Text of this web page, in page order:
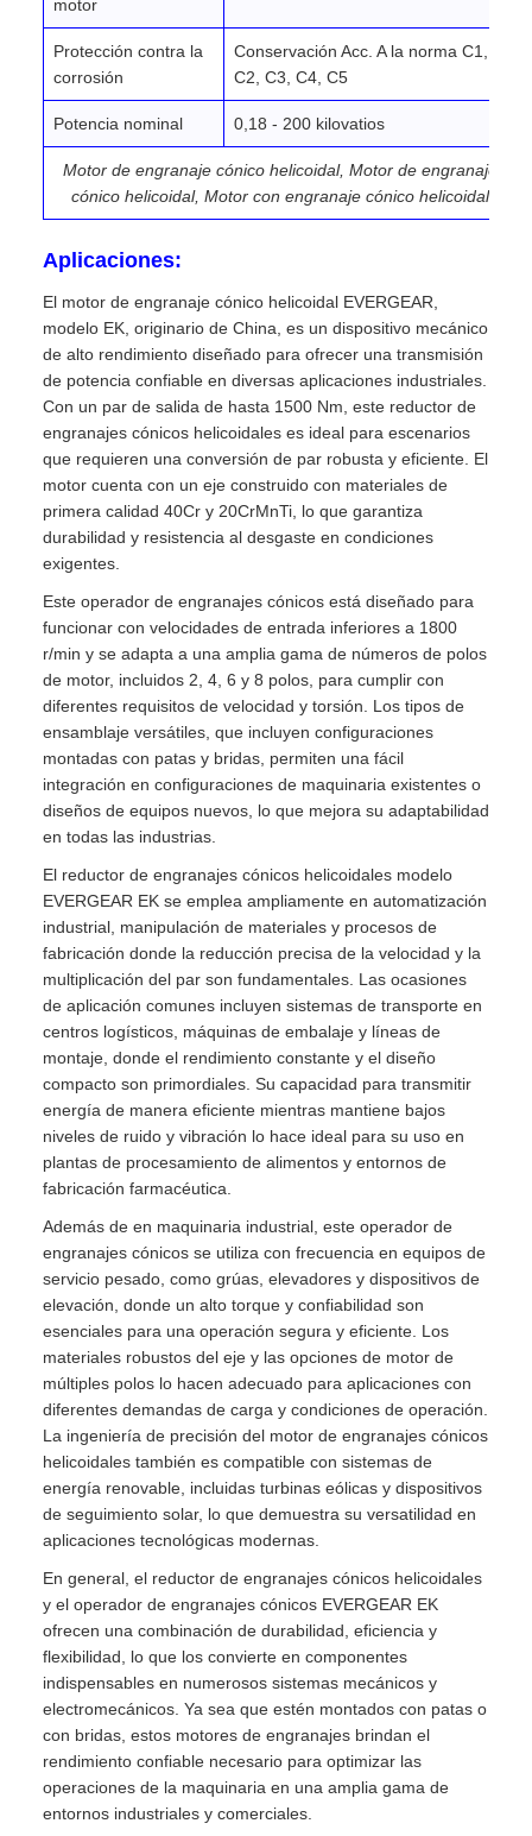
motor
Protección contra la
corrosión
Conservación Acc. A la norma C1,
C2, C3, C4, C5
Potencia nominal 0,18 - 200 kilovatios
Motor de engranaje cónico helicoidal, Motor de engranaje
cónico helicoidal, Motor con engranaje cónico helicoidal
Aplicaciones:
El motor de engranaje cónico helicoidal EVERGEAR,
modelo EK, originario de China, es un dispositivo mecánico
de alto rendimiento diseñado para ofrecer una transmisión
de potencia confiable en diversas aplicaciones industriales.
Con un par de salida de hasta 1500 Nm, este reductor de
engranajes cónicos helicoidales es ideal para escenarios
que requieren una conversión de par robusta y eficiente. El
motor cuenta con un eje construido con materiales de
primera calidad 40Cr y 20CrMnTi, lo que garantiza
durabilidad y resistencia al desgaste en condiciones
exigentes.
Este operador de engranajes cónicos está diseñado para
funcionar con velocidades de entrada inferiores a 1800
r/min y se adapta a una amplia gama de números de polos
de motor, incluidos 2, 4, 6 y 8 polos, para cumplir con
diferentes requisitos de velocidad y torsión. Los tipos de
ensamblaje versátiles, que incluyen configuraciones
montadas con patas y bridas, permiten una fácil
integración en configuraciones de maquinaria existentes o
diseños de equipos nuevos, lo que mejora su adaptabilidad
en todas las industrias.
El reductor de engranajes cónicos helicoidales modelo
EVERGEAR EK se emplea ampliamente en automatización
industrial, manipulación de materiales y procesos de
fabricación donde la reducción precisa de la velocidad y la
multiplicación del par son fundamentales. Las ocasiones
de aplicación comunes incluyen sistemas de transporte en
centros logísticos, máquinas de embalaje y líneas de
montaje, donde el rendimiento constante y el diseño
compacto son primordiales. Su capacidad para transmitir
energía de manera eficiente mientras mantiene bajos
niveles de ruido y vibración lo hace ideal para su uso en
plantas de procesamiento de alimentos y entornos de
fabricación farmacéutica.
Además de en maquinaria industrial, este operador de
engranajes cónicos se utiliza con frecuencia en equipos de
servicio pesado, como grúas, elevadores y dispositivos de
elevación, donde un alto torque y confiabilidad son
esenciales para una operación segura y eficiente. Los
materiales robustos del eje y las opciones de motor de
múltiples polos lo hacen adecuado para aplicaciones con
diferentes demandas de carga y condiciones de operación.
La ingeniería de precisión del motor de engranajes cónicos
helicoidales también es compatible con sistemas de
energía renovable, incluidas turbinas eólicas y dispositivos
de seguimiento solar, lo que demuestra su versatilidad en
aplicaciones tecnológicas modernas.
En general, el reductor de engranajes cónicos helicoidales
y el operador de engranajes cónicos EVERGEAR EK
ofrecen una combinación de durabilidad, eficiencia y
flexibilidad, lo que los convierte en componentes
indispensables en numerosos sistemas mecánicos y
electromecánicos. Ya sea que estén montados con patas o
con bridas, estos motores de engranajes brindan el
rendimiento confiable necesario para optimizar las
operaciones de la maquinaria en una amplia gama de
entornos industriales y comerciales.